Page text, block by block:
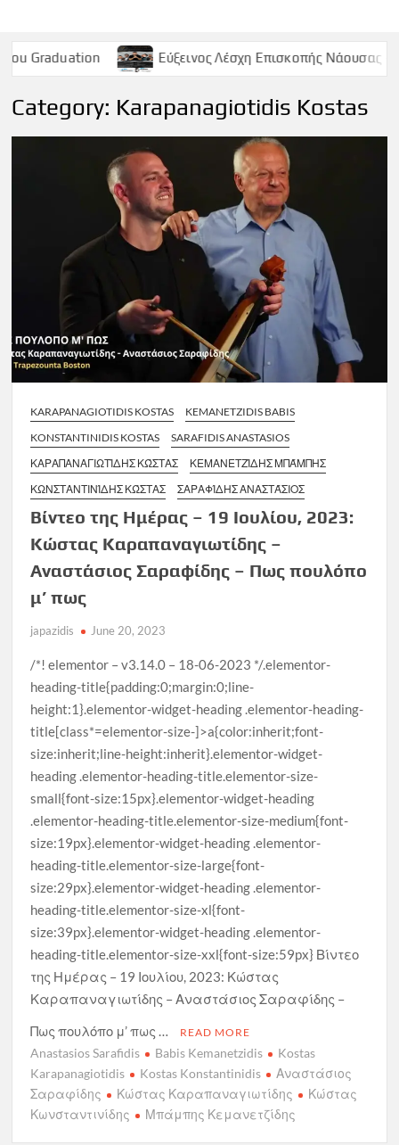
Εύξεινος Λέσχη Επισκοπής Νάουσας – Παρασκευή 9
Category: Karapanagiotidis Kostas
KARAPANAGIOTIDIS KOSTAS
KEMANETZIDIS BABIS
KONSTANTINIDIS KOSTAS
SARAFIDIS ANASTASIOS
ΚΑΡΑΠΑΝΑΓΙΩΤΊΔΗΣ ΚΏΣΤΑΣ
ΚΕΜΑΝΕΤΖΊΔΗΣ ΜΠΆΜΠΗΣ
ΚΩΝΣΤΑΝΤΙΝΊΔΗΣ ΚΏΣΤΑΣ
ΣΑΡΑΦΊΔΗΣ ΑΝΑΣΤΆΣΙΟΣ
Βίντεο της Ημέρας – 19 Ιουλίου, 2023:
Κώστας Καραπαναγιωτίδης –
Αναστάσιος Σαραφίδης – Πως πουλόπο
μ’ πως
japazidis June 20, 2023
/*! elementor – v3.14.0 – 18-06-2023 */.elementor-
heading-title{padding:0;margin:0;line-
height:1}.elementor-widget-heading .elementor-heading-
title[class*=elementor-size-]>a{color:inherit;font-
size:inherit;line-height:inherit}.elementor-widget-
heading .elementor-heading-title.elementor-size-
small{font-size:15px}.elementor-widget-heading
.elementor-heading-title.elementor-size-medium{font-
size:19px}.elementor-widget-heading .elementor-
heading-title.elementor-size-large{font-
size:29px}.elementor-widget-heading .elementor-
heading-title.elementor-size-xl{font-
size:39px}.elementor-widget-heading .elementor-
heading-title.elementor-size-xxl{font-size:59px} Βίντεο
της Ημέρας – 19 Ιουλίου, 2023: Κώστας
Καραπαναγιωτίδης – Αναστάσιος Σαραφίδης –
Πως πουλόπο μ’ πως …
READ MORE
Anastasios Sarafidis Babis Kemanetzidis
Kostas
Karapanagiotidis
Kostas Konstantinidis
Αναστάσιος
Σαραφίδης
Κώστας Καραπαναγιωτίδης
Κώστας
Κωνσταντινίδης
Μπάμπης Κεμανετζίδης